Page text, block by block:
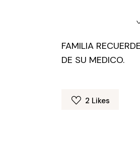
FAMILIA
DE SU MEDICO.
2 Likes